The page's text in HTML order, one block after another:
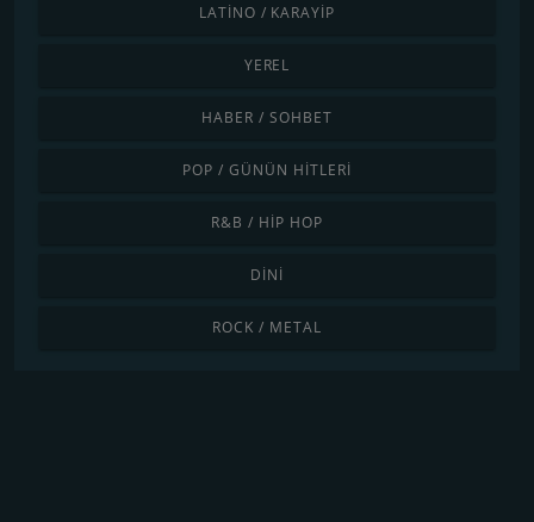
LATINO / KARAYIP
YEREL
HABER / SOHBET
POP / GÜNÜN HITLERI
R&B / HIP HOP
DINI
ROCK / METAL